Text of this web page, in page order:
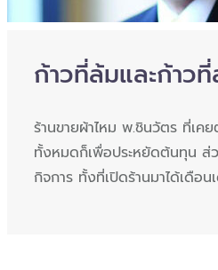
ก้าวที่ล้มและก้าว
ร้านขายผ้าไหม พ.ชินวัตร ที่เ
ทั้งหมดก็เพื่อประหยัดต้นทุน ส่
กิจการ ทั้งที่เปิดร้านมาได้เดือน